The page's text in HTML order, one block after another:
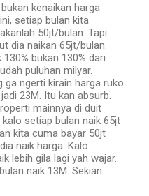
kenaikan harga
setiap bulan kita
50jt/bulan. Tapi
dia naikan 65jt/bulan.
bukan 130% dari
puluhan milyar.
ga ngerti kirain harga ruko
23M. Itu kan absurb.
mainnya di duit
setiap bulan naik 65jt
kita cuma bayar 50jt
naik harga. Kalo
lebih gila lagi yah wajar.
naik 13M. Sekian